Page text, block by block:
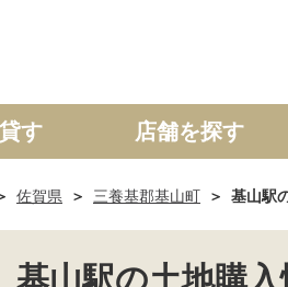
マンション 土地
貸す 店舗を探す
佐賀県 三養基郡基山町 基山駅
基山駅の土地購入